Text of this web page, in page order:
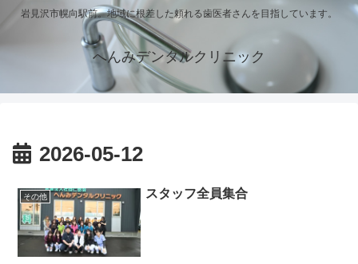
岩見沢市幌向駅前。地域に根差した頼れる歯医者さんを目指しています。
へんみデンタルクリニック
2026-05-12
その他 スタッフ全員集合